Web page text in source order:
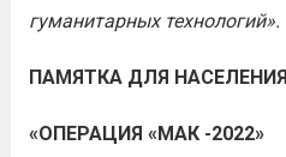
гуманитарных технологий».
ПАМЯТКА ДЛЯ НАСЕЛЕНИЯ
«ОПЕРАЦИЯ «МАК -2022»